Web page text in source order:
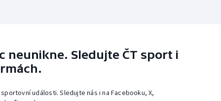
neunikne. Sledujte ČT sport i
události. Sledujte nás i na Facebooku, X,